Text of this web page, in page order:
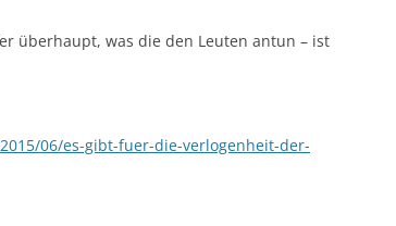
überhaupt, was die den Leuten antun – ist
06/es-gibt-fuer-die-verlogenheit-der-